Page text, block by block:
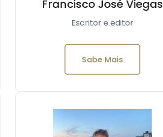
Francisco José Viegas
Escritor e editor
Sabe Mais